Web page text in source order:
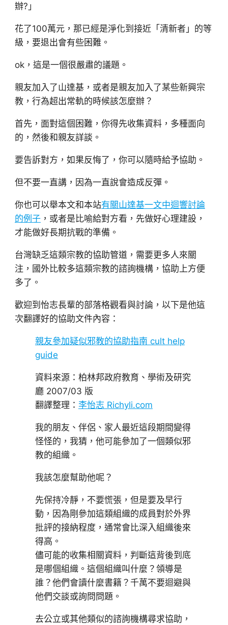
辦?」
花了100萬元，那已經是淨化到接近「清新者」的等
級，要退出會有些困難。
ok，這是一個很嚴肅的議題。
親友加入了山達基，或者是親友加入了某些新興宗
教，行為超出常軌的時候該怎麼辦？
首先，面對這個困難，你得先收集資料，多種面向
的，然後和親友詳談。
要告訴對方，如果反悔了，你可以隨時給予協助。
但不要一直講，因為一直說會造成反彈。
你也可以舉本文和本站有關山達基一文中迴響討論
的例子，或者是比喻給對方看，先做好心理建設，
才能做好長期抗戰的準備。
台灣缺乏這類宗教的協助管道，需要更多人來關
注，國外比較多這類宗教的諮詢機構，協助上方便
多了。
歡迎到怡志長輩的部落格觀看與討論，以下是他這
次翻譯好的協助文件內容：
親友參加疑似邪教的協助指南 cult help
guide
資料來源：柏林邦政府教育、學術及研究
廳 2007/03 版
翻譯整理： 李怡志 Richyli.com
我的朋友、伴侶、家人最近這段期間變得
怪怪的，我猜，他可能參加了一個類似邪
教的組織。
我該怎麼幫助他呢？
先保持冷靜，不要慌張，但是要及早行
動，因為剛參加這類組織的成員對於外界
批評的接納程度，通常會比深入組織後來
得高。
儘可能的收集相關資料，判斷這背後到底
是哪個組織。這個組織叫什麼？領導是
誰？他們會讀什麼書籍？千萬不要迴避與
他們交談或詢問問題。
去公立或其他類似的諮詢機構尋求協助，